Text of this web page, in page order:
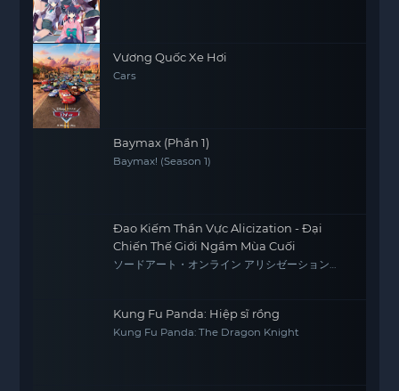
Vương Quốc Xe Hơi
Cars
Baymax (Phần 1)
Baymax! (Season 1)
Đao Kiếm Thần Vực Alicization - Đại
Chiến Thế Giới Ngầm Mùa Cuối
ソードアート・オンライン アリシゼーション
Kung Fu Panda: Hiệp sĩ rồng
Kung Fu Panda: The Dragon Knight